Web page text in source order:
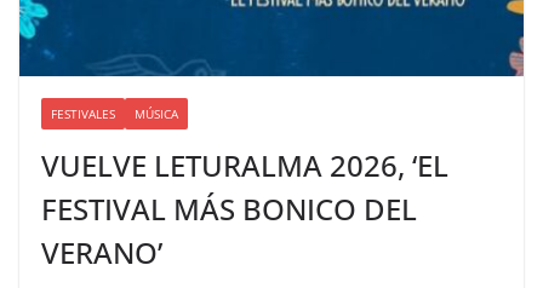
FESTIVALES MÚSICA
VUELVE LETURALMA 2026, ‘EL
FESTIVAL MÁS BONICO DEL
VERANO’